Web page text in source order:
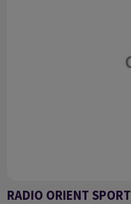
RADIO ORIENT SPORT